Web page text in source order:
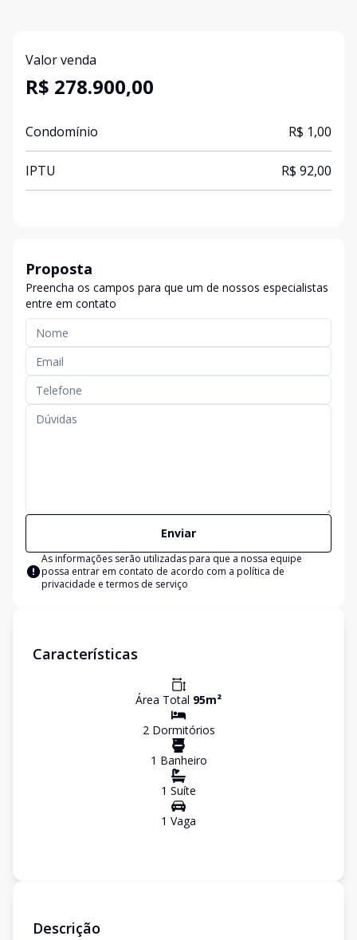
Valor venda
R$ 278.900,00
Condomínio R$ 1,00
IPTU R$ 92,00
Proposta
Preencha os campos para que um de nossos especialistas
entre em contato
Enviar
As informações serão utilizadas para que a nossa equipe
possa entrar em contato de acordo com a política de
privacidade e termos de serviço
Características
Área Total 95m²
2Dormitórios
1 Banheiro
1 Suíte
1 Vaga
Descrição